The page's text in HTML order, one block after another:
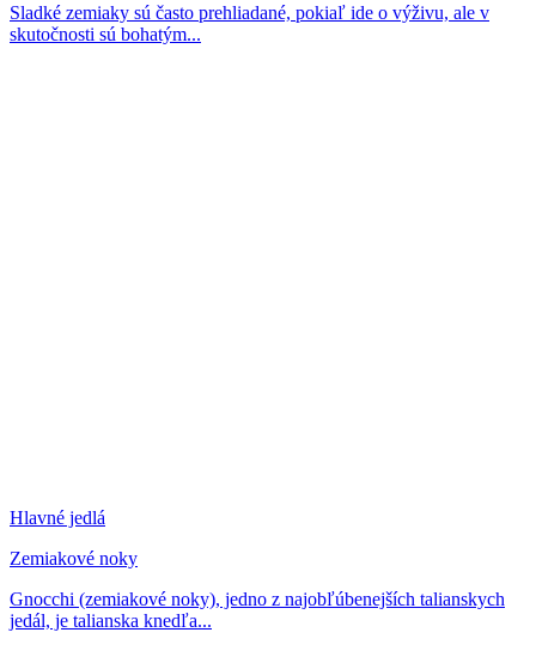
Sladké zemiaky sú často prehliadané, pokiaľ ide o výživu, ale v
skutočnosti sú bohatým...
Hlavné jedlá
Zemiakové noky
Gnocchi (zemiakové noky), jedno z najobľúbenejších talianskych
jedál, je talianska knedľa...